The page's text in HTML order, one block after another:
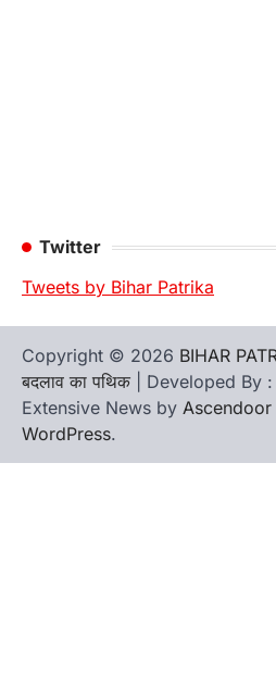
Twitter
Tweets by Bihar Patrika
Copyright © 2026 BIHAR
बदलाव का पथिक | Developed By :
Extensive News by Ascendoor
WordPress.